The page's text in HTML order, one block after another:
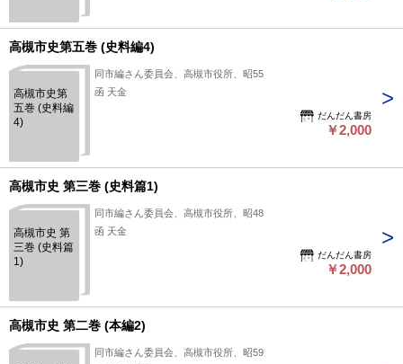
高槻市史第五巻 (史料編4)
高槻市史第
五巻 (史料編
4)
同市編さん委員会、高槻市役所、昭55
函 天金
だんだん書房
￥2,000
高槻市史 第三巻 (史料篇1)
高槻市史 第
三巻 (史料篇
1)
同市編さん委員会、高槻市役所、昭48
函 天金
だんだん書房
￥2,000
高槻市史 第二巻 (本編2)
同市編さん委員会、高槻市役所、昭59